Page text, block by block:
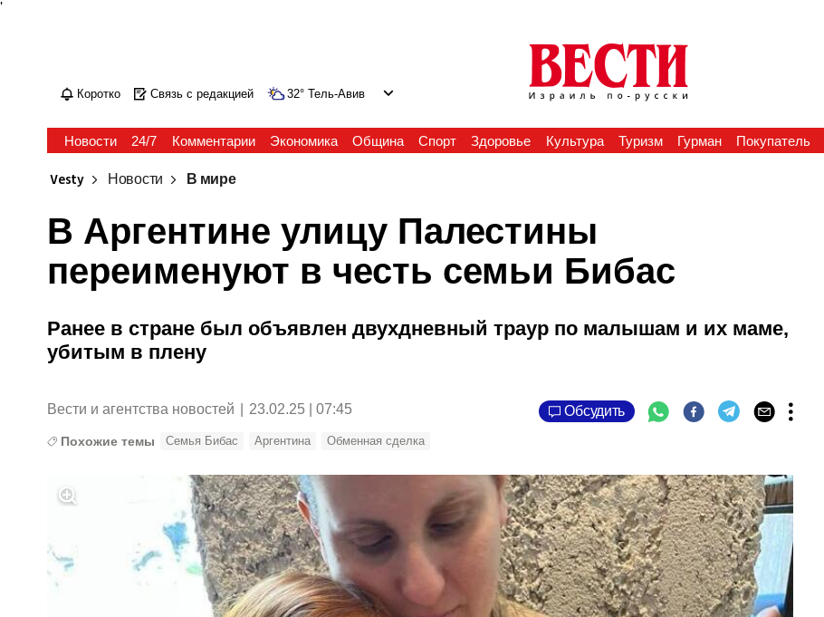
'
Коротко Связь с редакцией 32° Тель-Авив
Новости 24/7 Комментарии Экономика Община Спорт Здоровье Культура Туризм Гурман Покупатель
Vesty Новости В мире
В Аргентине улицу Палестины
переименуют в честь семьи Бибас
Ранее в стране был объявлен двухдневный траур по малышам и их маме,
убитым в плену
Вести и агентства новостей 23.02.25 | 07:45 Обсудить
Похожие темы Семья Бибас Аргентина Обменная сделка